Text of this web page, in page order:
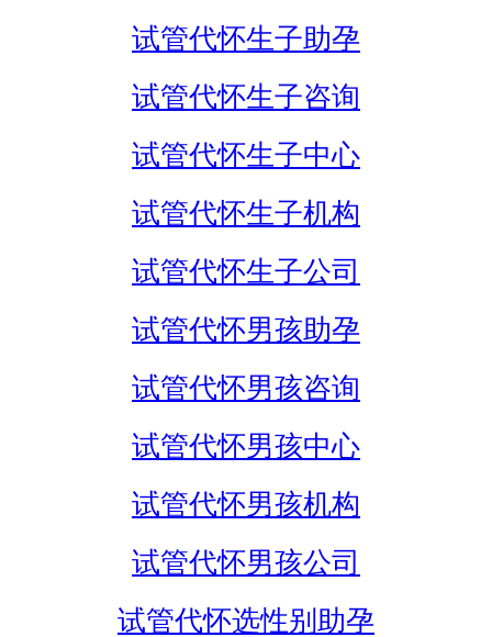
试管代怀生子助孕
试管代怀生子咨询
试管代怀生子中心
试管代怀生子机构
试管代怀生子公司
试管代怀男孩助孕
试管代怀男孩咨询
试管代怀男孩中心
试管代怀男孩机构
试管代怀男孩公司
试管代怀选性别助孕